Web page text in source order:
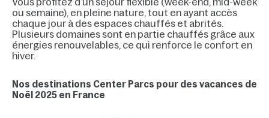
ou semaine), en pleine nature, tout en ayant accès
chaque jour à des espaces chauffés et abrités.
Plusieurs domaines sont en partie chauffés grâce aux
énergies renouvelables, ce qui renforce le confort en
hiver.
Nos destinations Center Parcs pour des vacances de
Noël 2025 en France